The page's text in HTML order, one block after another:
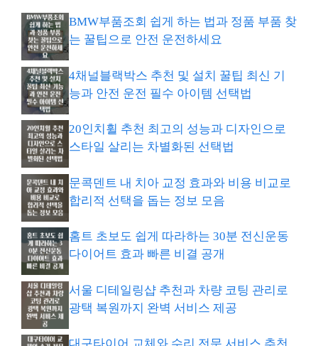
BMW부품조회 쉽게 하는 법과 정품 부품 찾
는 꿀팁으로 안전 운전하세요
4채널블랙박스 추천 및 설치 꿀팁 최신 기
능과 안전 운전 필수 아이템 선택법
20인치휠 추천 최고의 성능과 디자인으로
스타일 살리는 차별화된 선택법
문콕덴트 내 치아 교정 효과와 비용 비교로
합리적 선택을 돕는 정보 모음
홈트 초보도 쉽게 따라하는 30분 전신운동
다이어트 효과 빠른 비결 공개
서울 디테일링샵 추천과 차량 코팅 관리로
광택 복원까지 완벽 서비스 제공